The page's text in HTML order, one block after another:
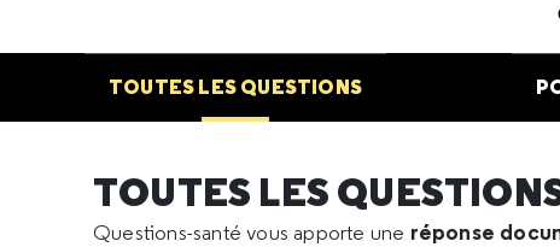
TOUTES LES QUESTIONS
TOUTES LES
Questions-santé vous apporte une réponse